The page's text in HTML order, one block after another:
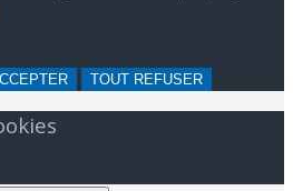
TOUT REFUSER